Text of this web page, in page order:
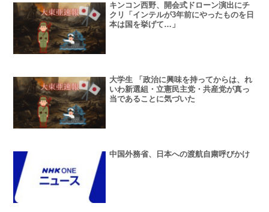
キンコン西野、開会式ドローン演出にチ
クリ「インテルが3年前にやったものを日
本は国を挙げて…」
大学生 「政治に興味を持ってからは、れ
いわ新選組・立憲民主党・共産党が真っ
当であることに気づいた
中国外務省、日本への渡航自粛呼びかけ